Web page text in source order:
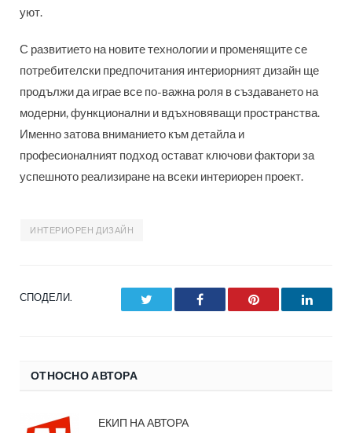
уют.
С развитието на новите технологии и променящите се
потребителски предпочитания интериорният дизайн ще
продължи да играе все по-важна роля в създаването на
модерни, функционални и вдъхновяващи пространства.
Именно затова вниманието към детайла и
професионалният подход остават ключови фактори за
успешното реализиране на всеки интериорен проект.
ИНТЕРИОРЕН ДИЗАЙН
СПОДЕЛИ. Facebook Pinterest
ОТНОСНО АВТОРА
ЕКИП НА АВТОРА